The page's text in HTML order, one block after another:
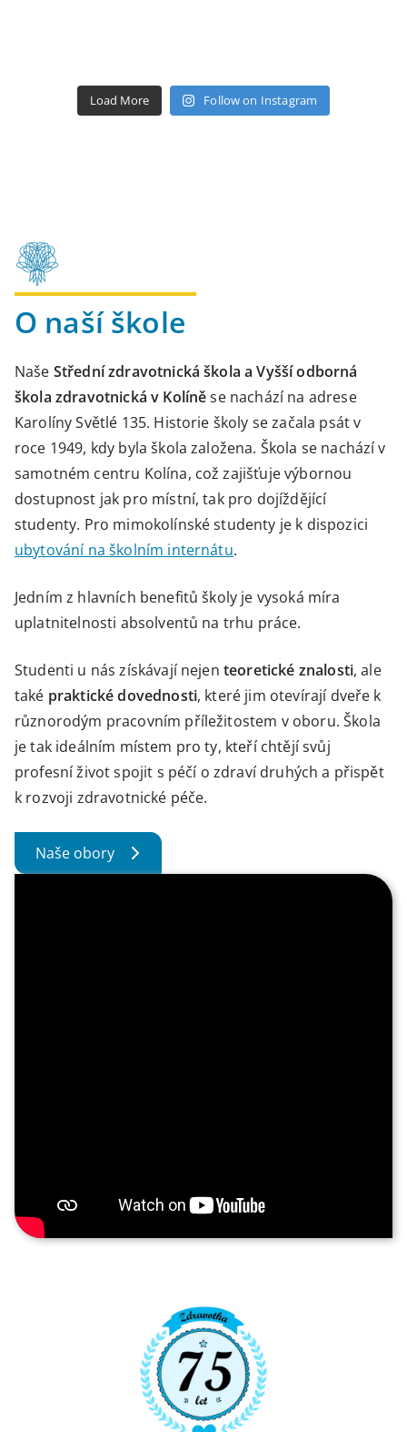
Load More Follow on Instagram
O naší škole
Naše Střední zdravotnická škola a Vyšší odborná
škola zdravotnická v Kolíněse nachází na adrese
Karolíny Světlé 135. Historie školy se začala psát v
roce 1949, kdy byla škola založena. Škola se nachází v
samotném centru Kolína, což zajišťuje výbornou
dostupnost jak pro místní, tak pro dojíždějící
studenty. Pro mimokolínské studenty je k dispozici
ubytování na školním internátu.
Jedním z hlavních benefitů školy je vysoká míra
uplatnitelnosti absolventů na trhu práce.
Studenti u nás získávají nejen teoretické znalosti, ale
také praktické dovednosti, které jim otevírají dveře k
různorodým pracovním příležitostem v oboru. Škola
je tak ideálním místem pro ty, kteří chtějí svůj
profesní život spojit s péčí o zdraví druhých a přispět
k rozvoji zdravotnické péče.
Naše obory